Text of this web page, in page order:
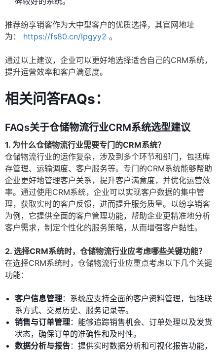
推荐纷享销客作为大中型客户的优质选择，其官网地址
为：
https://fs80.cn/lpgyy2 。
通过以上建议，企业可以更好地选择适合自己的CRM系统，
提升运营效率和客户满意度。
相关问答FAQs：
FAQs关于仓储物流行业CRM系统选型建议
1. 为什么仓储物流行业需要专门的CRM系统？
仓储物流行业的运作复杂，涉及到多个环节和部门，包括库
存管理、运输调度、客户服务等。专门的CRM系统能够帮助
企业更好地管理客户关系，提升客户满意度，并优化运营效
率。通过使用CRM系统，企业可以实现客户数据的集中管
理，获取实时的客户反馈，进而提升服务质量。以纷享销客
为例，它提供全面的客户管理功能，帮助企业更精准地分析
客户需求，制定个性化的服务策略，从而增强客户黏性。
2. 选择CRM系统时，仓储物流行业应考虑哪些关键功能？
在选择CRM系统时，仓储物流行业应重点考虑以下几个关键
功能：
客户信息管理：系统应支持全面的客户资料管理，包括联
系方式、交易历史、服务记录等。
销售与订单管理：能够追踪销售机会、订单处理以及发货
状态，确保订单的准确性和及时性。
数据分析与报告：提供实时数据分析和可视化报告功能，